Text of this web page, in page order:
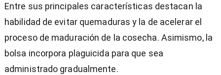
Entre sus principales características destacan la
habilidad de evitar quemaduras y la de acelerar el
proceso de maduración de la cosecha. Asimismo, la
bolsa incorpora plaguicida para que sea
administrado gradualmente.